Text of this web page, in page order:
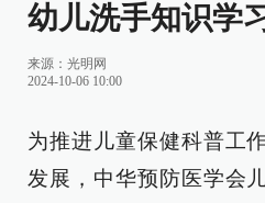
幼儿洗手知识学
来源： 光明网
2024-10-06 10:00
为推进儿童保健科普工
发展，中华预防医学会